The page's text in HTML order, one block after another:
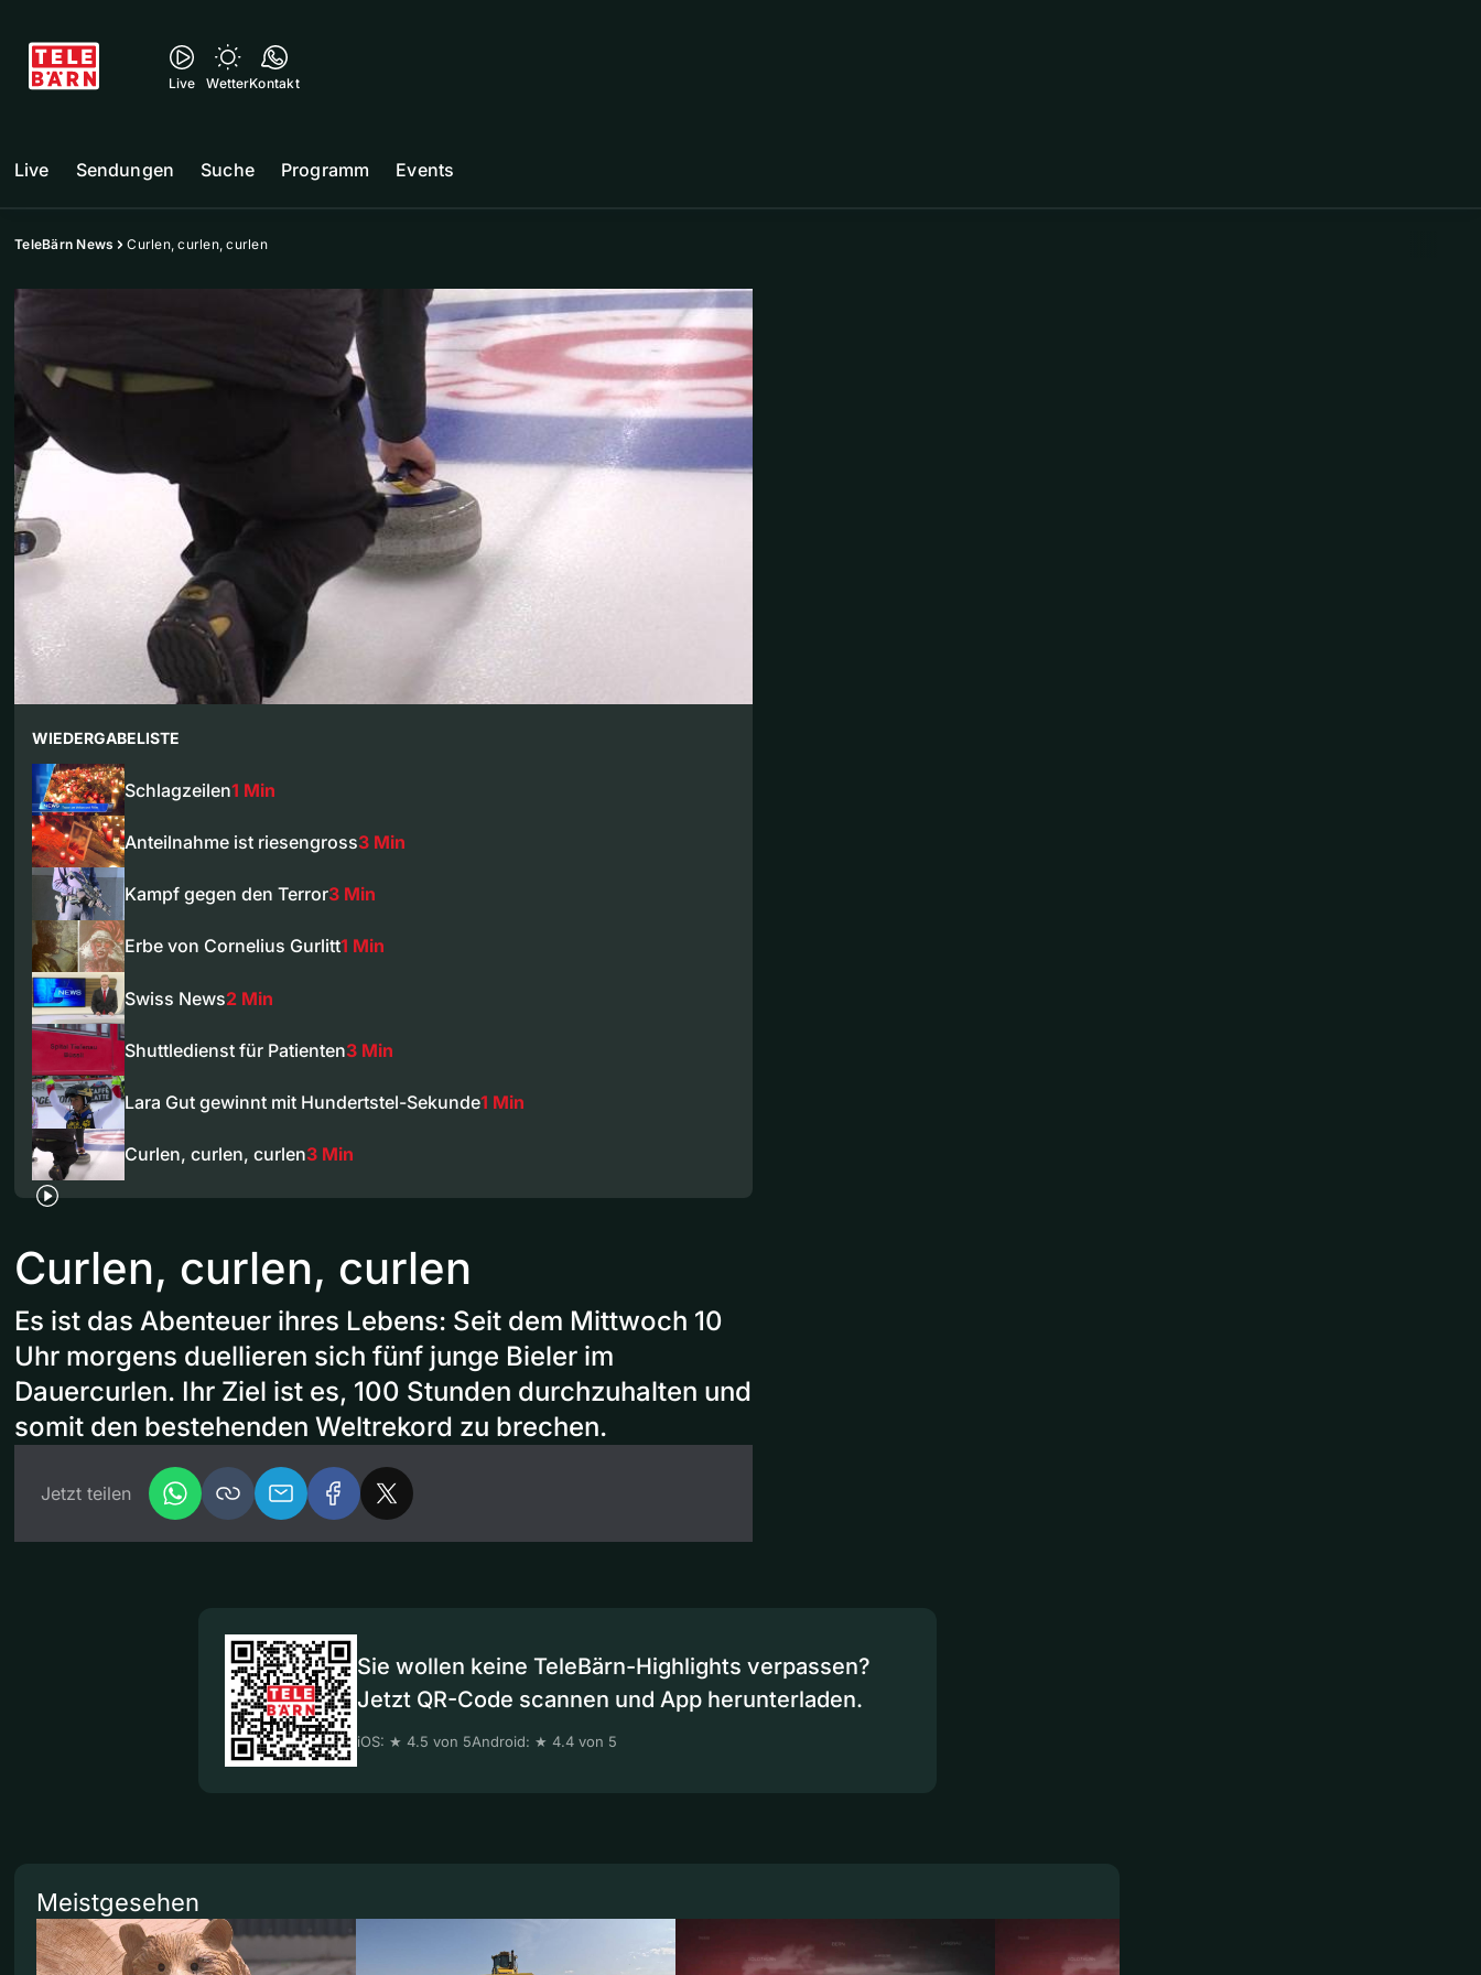
Live WetterKontakt
Live Sendungen Suche Programm Events
TeleBärn News Curlen, curlen, curlen
WIEDERGABELISTE
Schlagzeilen1 Min
Anteilnahme ist riesengross3 Min
Kampf gegen den Terror3 Min
Erbe von Cornelius Gurlitt1 Min
Swiss News2 Min
Shuttledienst für Patienten3 Min
Lara Gut gewinnt mit Hundertstel-Sekunde1 Min
Curlen, curlen, curlen3 Min
Curlen, curlen, curlen
Es ist das Abenteuer ihres Lebens: Seit dem Mittwoch 10
Uhr morgens duellieren sich fünf junge Bieler im
Dauercurlen. Ihr Ziel ist es, 100 Stunden durchzuhalten und
somit den bestehenden Weltrekord zu brechen.
Jetzt teilen
Sie wollen keine TeleBärn-Highlights verpassen?
Jetzt QR-Code scannen und App herunterladen.
iOS: ★ 4.5 von 5Android: ★ 4.4 von 5
Meistgesehen